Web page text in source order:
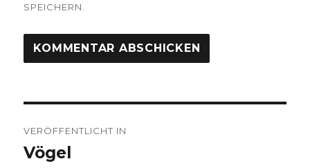
SPEICHERN.
VERÖFFENTLICHT IN
Vögel